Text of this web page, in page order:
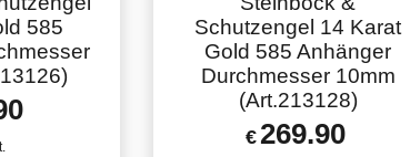
585
Schutzengel 14 Karat
Gold 585 Anhänger
Durchmesser 10mm
(Art.213128)
€ 269.90